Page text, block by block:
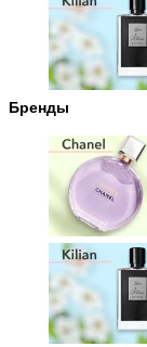
Бренды